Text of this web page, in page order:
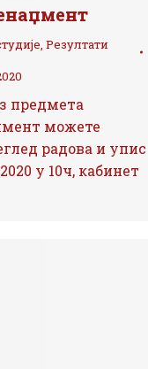
, Резултати
предмета
можете
радова и упис
у 10ч, кабинет